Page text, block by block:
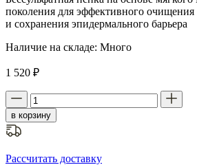
поколения для эффективного
и сохранения эпидермального барьера
Наличие на складе: Много
1 520 ₽
в корзину
Рассчитать доставку